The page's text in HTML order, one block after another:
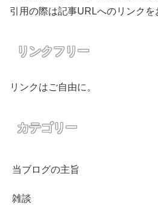
引用の際は記事URLへのリンクを
リンクフリー
リンクはご自由に。
カテゴリー
当ブログの主旨
雑談